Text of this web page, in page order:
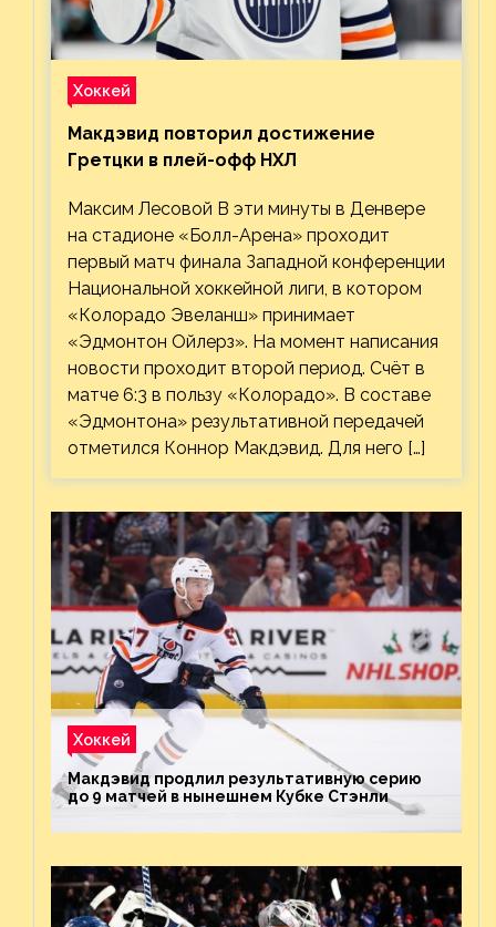
Хоккей
Макдэвид повторил достижение
Гретцки в плей-офф НХЛ
Максим Лесовой В эти минуты в Денвере
на стадионе «Болл-Арена» проходит
первый матч финала Западной конференции
Национальной хоккейной лиги, в котором
«Колорадо Эвеланш» принимает
«Эдмонтон Ойлерз». На момент написания
новости проходит второй период. Счёт в
матче 6:3 в пользу «Колорадо». В составе
«Эдмонтона» результативной передачей
отметился Коннор Макдэвид. Для него […]
Хоккей
Макдэвид продлил результативную серию
до 9 матчей в нынешнем Кубке Стэнли